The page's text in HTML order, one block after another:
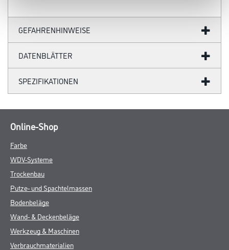
GEFAHRENHINWEISE
DATENBLÄTTER
SPEZIFIKATIONEN
Online-Shop
Farbe
WDV-Systeme
Trockenbau
Putze- und Spachtelmassen
Bodenbeläge
Wand- & Deckenbeläge
Werkzeug & Maschinen
Verbrauchmaterialien